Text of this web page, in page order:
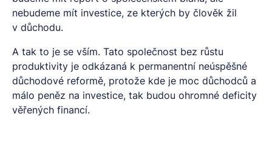
nebudeme mít investice, ze kterých by člověk žil
v důchodu.
A tak to je se vším. Tato společnost bez růstu
produktivity je odkázaná k permanentní neúspěšné
důchodové reformě, protože kde je moc důchodců a
málo peněz na investice, tak budou ohromné deficity
věřených financí.